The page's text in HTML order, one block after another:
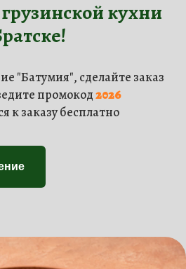
кухни
"Батумия", сделайте заказ
промокод2026
к заказу бесплатно